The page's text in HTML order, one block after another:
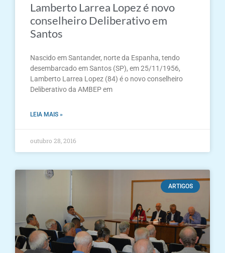
Lamberto Larrea Lopez é novo
conselheiro Deliberativo em
Santos
Nascido em Santander, norte da Espanha, tendo
desembarcado em Santos (SP), em 25/11/1956,
Lamberto Larrea Lopez (84) é o novo conselheiro
Deliberativo da AMBEP em
LEIA MAIS »
outubro 28, 2016
ARTIGOS